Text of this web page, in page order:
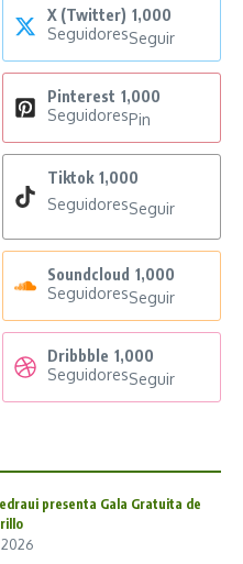
X (Twitter) 1,000
SeguidoresSeguir
Pinterest 1,000
SeguidoresPin
Tiktok 1,000
SeguidoresSeguir
Soundcloud 1,000
SeguidoresSeguir
Dribbble 1,000
SeguidoresSeguir
presenta Gala Gratuita de